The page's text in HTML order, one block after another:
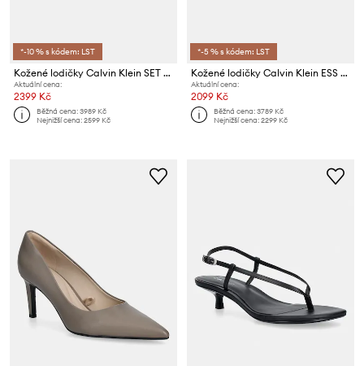
*-10 % s kódem: LST
Kožené lodičky Calvin Klein SET BACK HEEL PUMP SLINGBACK LTH
Aktuální cena:
2399 Kč
Běžná cena:3989 Kč
Nejnižší cena:2599 Kč
*-5 % s kódem: LST
Kožené lodičky Calvin Klein ESS STILETTO 70
Aktuální cena:
2099 Kč
Běžná cena:3789 Kč
Nejnižší cena:2299 Kč